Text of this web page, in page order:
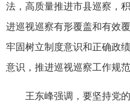
法，高质量推进市县巡察，
进巡视巡察有形覆盖和有效
牢固树立制度意识和正确政
意识，推进巡视巡察工作规范
王东峰强调，要坚持党